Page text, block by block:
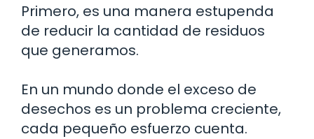
Primero, es una manera estupenda
de reducir la cantidad de residuos
que generamos.
En un mundo donde el exceso de
desechos es un problema creciente,
cada pequeño esfuerzo cuenta.